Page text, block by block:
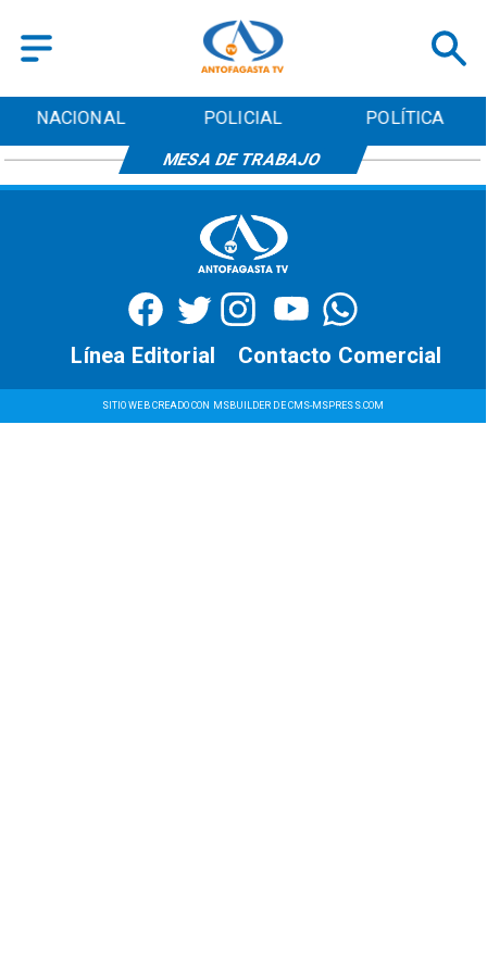
NACIONAL POLICIAL POLÍTICA
MESA DE TRABAJO
SITIO WEB CREADO CON MSBUILDER DE CMS-MSPRESS.COM
Contacto Comercial
Línea Editorial